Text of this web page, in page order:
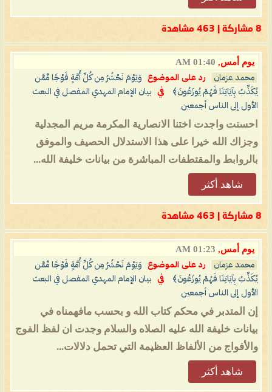
8 مشاركة | 463 مشاهدة
يوم أمس, 01:40 AM
محمد عزمان رد على الموضوع
وَيَوْمَ نَحْشُرُ مِن كُلِّ أُمَّةٍ فَوْجًا مِّمَّن
يُكَذِّبُ بِآيَاتِنَا فَهُمْ يُوزَعُونَ﴾
في
بيان الإمام المهدي المفصل في البعث
الأول إلى الناس أجمعين
احسنت واجدت اختنا الانصارية المكرمة مريم المجدلية
وجزاك الله خيرا على هذا الاستدلال الحصيف والموفق
بالروابط والمقتطفات المباشرة من بيانات خليفة الله...
شاهد أكثر
8 مشاركة | 463 مشاهدة
يوم أمس, 01:23 AM
محمد عزمان رد على الموضوع
وَيَوْمَ نَحْشُرُ مِن كُلِّ أُمَّةٍ فَوْجًا مِّمَّن
يُكَذِّبُ بِآيَاتِنَا فَهُمْ يُوزَعُونَ﴾
في
بيان الإمام المهدي المفصل في البعث
الأول إلى الناس أجمعين
إن المتدبر في محكم كتاب الله و بحسب مافهمناه في
بيانات خليفة الله عليه الصلاه والسلام وجدت ان لفظ الفوج
والأفواج من الألفاظ العظيمة التي تحمل دلالات...
شاهد أكثر